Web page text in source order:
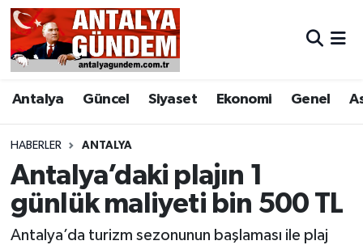
Antalya Güncel Siyaset Ekonomi Genel
HABERLER ANTALYA
Antalya’daki plajın 1
günlük maliyeti bin 500 TL
Antalya’da turizm sezonunun başlaması ile plaj
Antalya
Asayiş
Bilim & Teknoloji
Bölge
EĞİTİM
Antalya Nöbetçi Eczaneler
Antalya Hava Durumu
Antalya Namaz Vakitleri
Antalya Trafik Yoğunluk Haritası
Süper Lig Puan Durumu ve Fikstür